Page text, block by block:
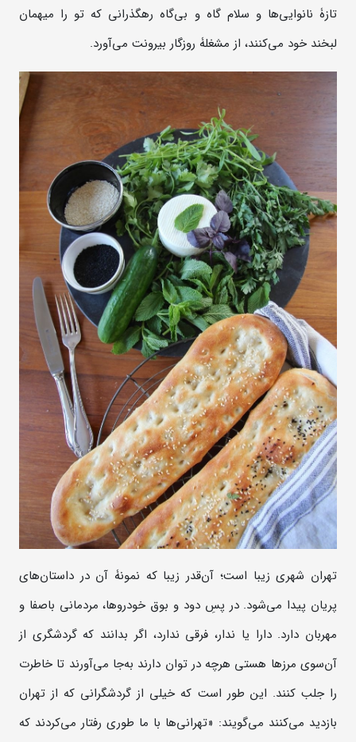
تازۀ نانوایی‌ها و سلام گاه و بی‌گاه رهگذرانی که تو را میهمان
لبخند خود می‌کنند، از مشغلۀ روزگار بیرونت می‌آورد.
تهران شهری زیبا است؛ آن‌قدر زیبا که نمونۀ آن در داستان‌های
پریان پیدا می‌شود. در پسِ دود و بوق خودروها، مردمانی باصفا و
مهربان‌ دارد. دارا یا ندار، فرقی ندارد، اگر بدانند که گردشگری از
آن‌سوی مرزها هستی هرچه در توان دارند به‌جا می‌آورند تا خاطرت
را جلب کنند. این طور است که خیلی از گردشگرانی که از تهران
بازدید می‌کنند می‌گویند: «تهرانی‌ها با ما طوری رفتار می‌کردند که